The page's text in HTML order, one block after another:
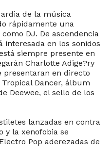
de la música
rápidamente una
DJ. De ascendencia
interesada en los sonidos
siempre presente en
Charlotte Adige?ry
presentaran en directo
Dancer, álbum
Deewee, el sello de los
lanzadas en contra
y la xenofobia se
Pop aderezadas de